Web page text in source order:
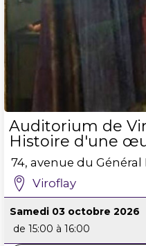
Auditorium de
Histoire d'une
74, avenue du Général
Viroflay
Samedi 03 octobre 2026
de 15:00 à 16:00